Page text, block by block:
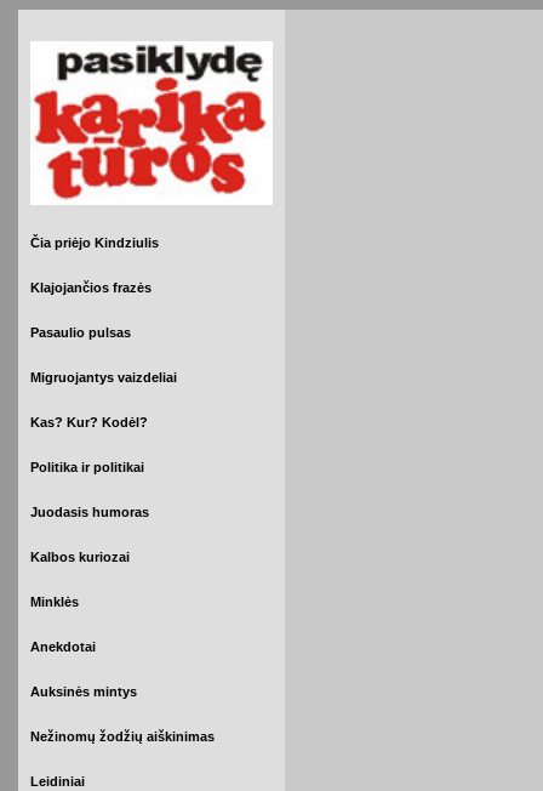
Čia priėjo Kindziulis
Klajojančios frazės
Pasaulio pulsas
Migruojantys vaizdeliai
Kas? Kur? Kodėl?
Politika ir politikai
Juodasis humoras
Kalbos kuriozai
Minklės
Anekdotai
Auksinės mintys
Nežinomų žodžių aiškinimas
Leidiniai